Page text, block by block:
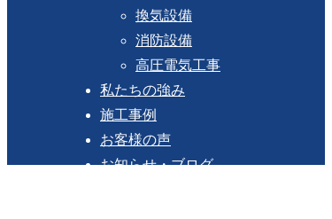
換気設備
消防設備
高圧電気工事
私たちの強み
施工事例
お客様の声
お知らせ・ブログ